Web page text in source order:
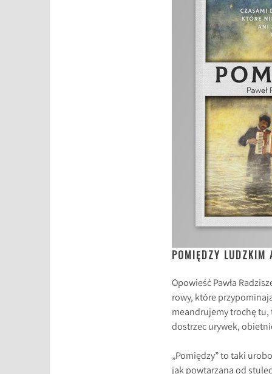
POMIĘDZY LUDZKIM
Opowieść Pawła
rowy, które
meandrujemy trochę tu,
dostrzec urywek,
„Pomiędzy” to taki